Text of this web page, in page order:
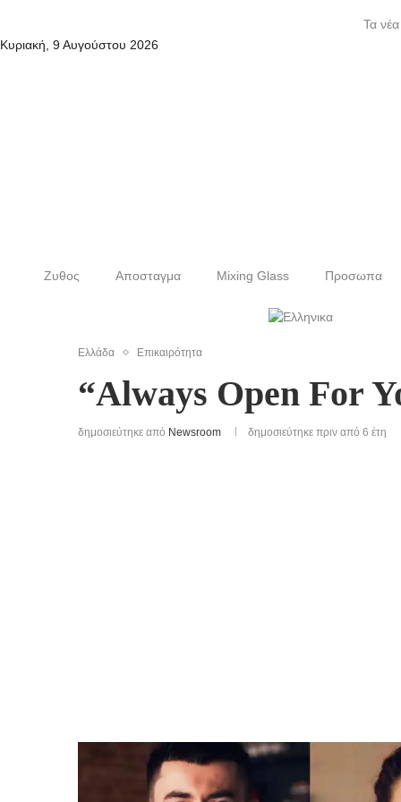
Κυριακή, 9 Αυγούστου 2026
Τα
Ζυθος Αποσταγμα Mixing Glass Προσωπα
Ελλάδα Επικαιρότητα
“Always Open For
δημοσιεύτηκε από Newsroom δημοσιεύτηκε πριν από 6 έτη